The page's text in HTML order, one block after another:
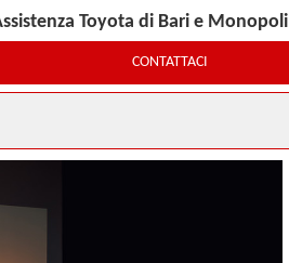
Toyota di Bari e Monopoli
CONTATTACI